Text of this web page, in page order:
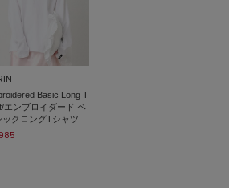
Basic Long T
エンブロイダード ベ
ックロングTシャツ